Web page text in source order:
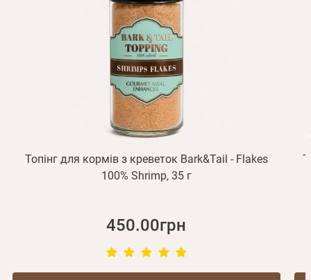
Топінг для кормів з креветок Bark&Tail - Flakes
100% Shrimp, 35 г
450.00грн
Відправити
Реєстрація
або з допомогою
Отримувати повідомлення про новинки, знижки, акції
Зареєструватися
Відправити
Згадали пароль?
Не прийшов лист?Повторити відправку
обліковий запис не підтверджена